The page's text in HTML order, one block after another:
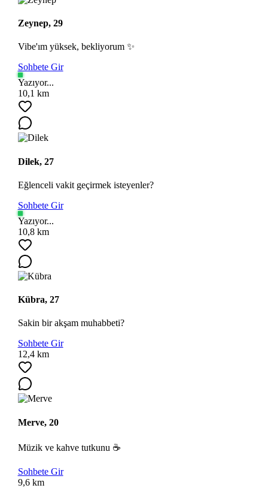
Zeynep, 29
Vibe'ım yüksek, bekliyorum ✨
Sohbete Gir
Yazıyor...
10,1 km
Dilek, 27
Eğlenceli vakit geçirmek isteyenler?
Sohbete Gir
Yazıyor...
10,8 km
Kübra, 27
Sakin bir akşam muhabbeti?
Sohbete Gir
12,4 km
Merve, 20
Müzik ve kahve tutkunu ☕
Sohbete Gir
9,6 km